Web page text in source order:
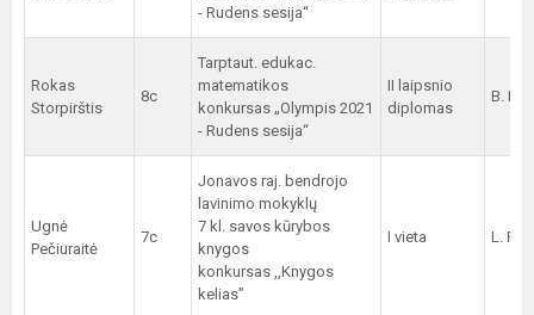
- Rudens sesija“
Rokas
Storpirštis
8c
Tarptaut. edukac.
matematikos
konkursas „Olympis 2021
- Rudens sesija“
II laipsnio
diplomas
B.
Ugnė
Pečiuraitė
7c
Jonavos raj. bendrojo
lavinimo mokyklų
7 kl. savos kūrybos
knygos
konkursas ,,Knygos
kelias”
I vieta L.